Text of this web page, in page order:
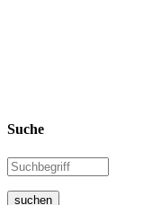
Suche
suchen